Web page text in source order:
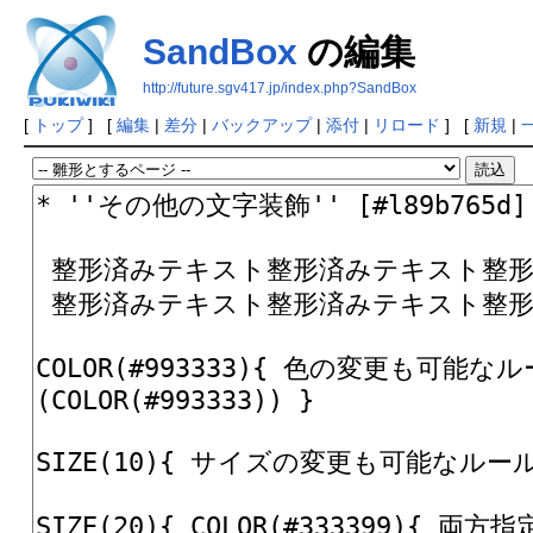
SandBox の編集
http://future.sgv417.jp/index.php?SandBox
[ トップ] [ 編集| 差分| バックアップ| 添付| リロード ] [ 新規 |